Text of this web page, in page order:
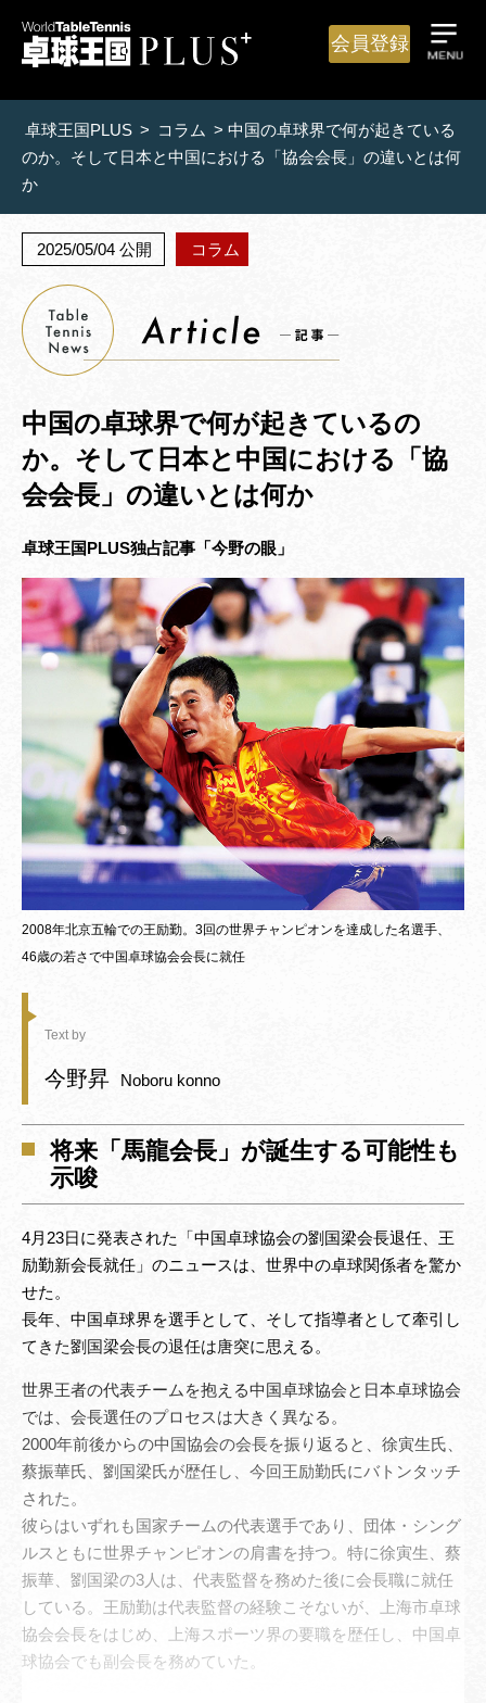
会員登録
卓球王国PLUS > コラム > 中国の卓球界で何が起きている
のか。そして日本と中国における「協会会長」の違いとは何
か
2025/05/04 公開 コラム
中国の卓球界で何が起きているの
か。そして日本と中国における「協
会会長」の違いとは何か
卓球王国PLUS独占記事「今野の眼」
2008年北京五輪での王励勤。3回の世界チャンピオンを達成した名選手、
46歳の若さで中国卓球協会会長に就任
Text by
今野昇 Noboru konno
将来「馬龍会長」が誕生する可能性も
示唆
4月23日に発表された「中国卓球協会の劉国梁会長退任、王
励勤新会長就任」のニュースは、世界中の卓球関係者を驚か
せた。
長年、中国卓球界を選手として、そして指導者として牽引し
てきた劉国梁会長の退任は唐突に思える。
世界王者の代表チームを抱える中国卓球協会と日本卓球協会
では、会長選任のプロセスは大きく異なる。
2000年前後からの中国協会の会長を振り返ると、徐寅生氏、
蔡振華氏、劉国梁氏が歴任し、今回王励勤氏にバトンタッチ
された。
彼らはいずれも国家チームの代表選手であり、団体・シング
ルスともに世界チャンピオンの肩書を持つ。特に徐寅生、蔡
振華、劉国梁の3人は、代表監督を務めた後に会長職に就任
している。王励勤は代表監督の経験こそないが、上海市卓球
協会会長をはじめ、上海スポーツ界の要職を歴任し、中国卓
球協会でも副会長を務めていた。